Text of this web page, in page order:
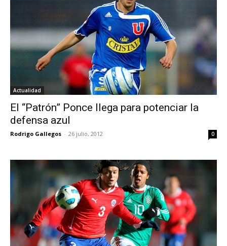
Actualidad
El “Patrón” Ponce llega para potenciar la
defensa azul
Rodrigo Gallegos - 26 julio, 2012 0